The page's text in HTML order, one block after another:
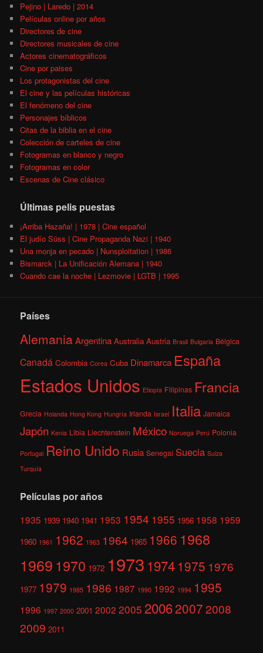
Pejino | Laredo | 2014
Películas online por años
Directores de cine
Directores musicales de cine
Actores cinematográficos
Cine por paises
Los protagonistas del cine
El cine y las películas históricas
El fenómeno del cine
Personajes bíblicos
Citas de la biblia en el cine
Colección de carteles de cine
Fotogramas en blanco y negro
Fotogramas en color
Escenas de Cine clásico
Últimas pelis puestas
¡Arriba Hazaña! | 1978 | Cine español
El judío Süss | Cine Propaganda Nazi | 1940
Una monja en pecado | Nunsploitation | 1986
Bismarck | La Unificación Alemana | 1940
Cuando cae la noche | Lezmovie | LGTB | 1995
Países
AlemaniaArgentina Australia Austria Brasil Bulgaria Bélgica
Canadá Colombia Corea Cuba Dinamarca España
Estados Unidos Etiopía Filipinas Francia
Grecia Holanda Hong Kong Hungría Irlanda Israel Italia Jamaica
Japón Kenia Libia Liechtenstein México Noruega Perú Polonia
Portugal Reino Unido Rusia Senegal Suecia Suiza
Turquía
Películas por años
1935 1939 1940 1941 1953 1954 1955 1956 1958 1959
1960 1961 1962 1963 1964 1965 1966 1968
1969 1970 1972 1973 1974 1975 1976
1977 1979 1985 1986 1987 1990 1992 1994 1995
1996 1997 2000 2001 2002 2005 200620072008
2009 2011